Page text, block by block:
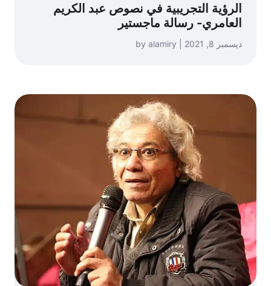
الرؤية التجريبية في نصوص عبد الكريم
العامري- رسالة ماجستير
ديسمبر 8, 2021 | by alamiry